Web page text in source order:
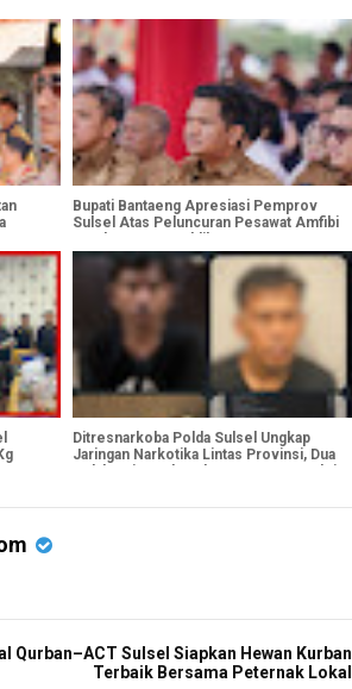
Bupati Bantaeng Apresiasi Pemprov
Sulsel Atas Peluncuran Pesawat Amfibi
Ditresnarkoba Polda Sulsel Ungkap
Jaringan Narkotika Lintas Provinsi, Dua
Qurban–ACT Sulsel Siapkan Hewan Kurban
Terbaik Bersama Peternak Lokal